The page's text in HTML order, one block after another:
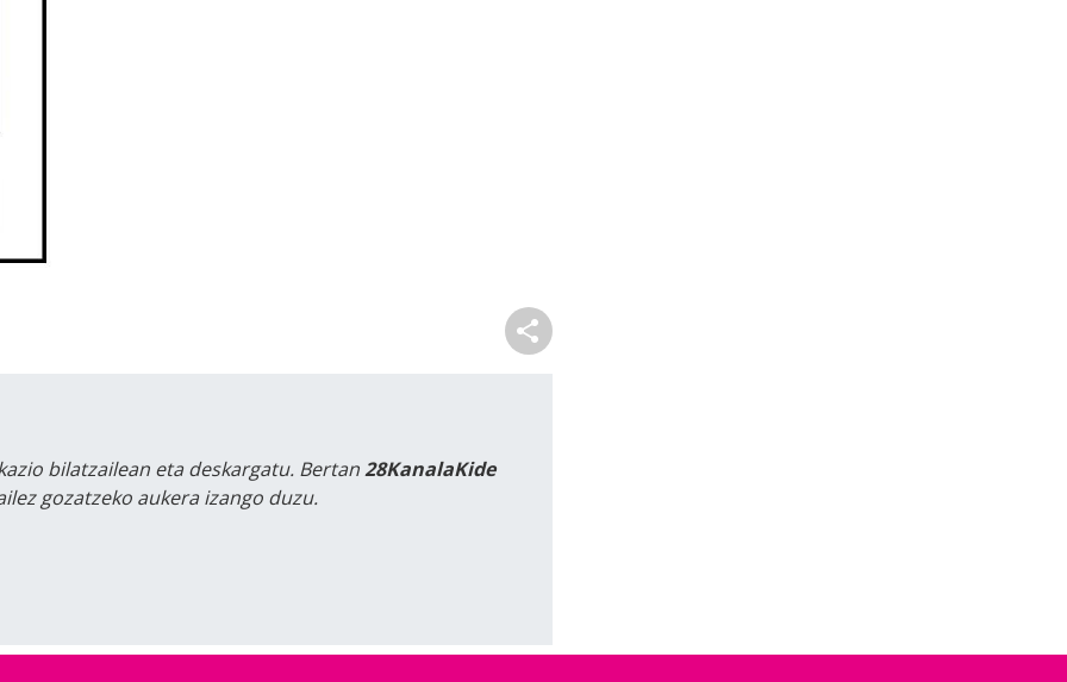
bilatzailean eta deskargatu. Bertan28KanalaKide
gozatzeko aukera izango duzu.